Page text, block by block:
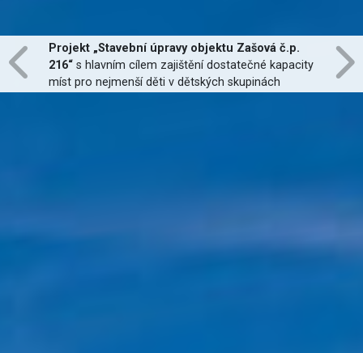
Projekt „Stavební úpravy objektu Zašová č.p.
216“ s hlavním cílem zajištění dostatečné kapacity
míst pro nejmenší děti v dětských skupinách